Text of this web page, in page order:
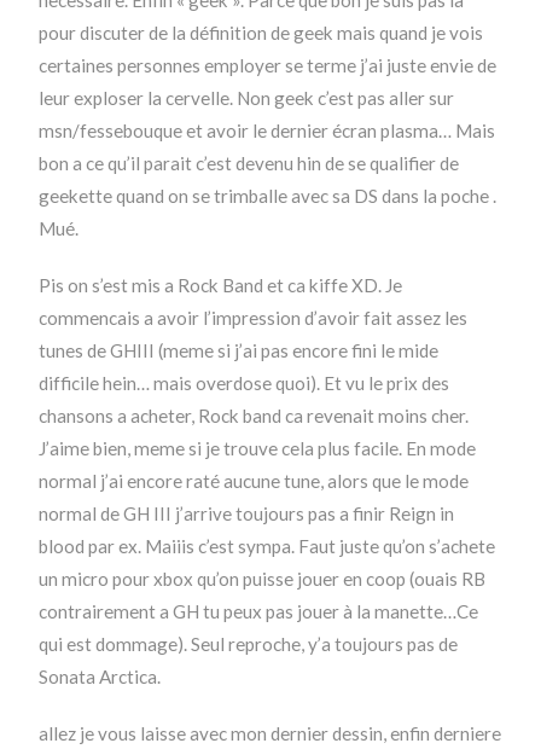
pour discuter de la définition de geek mais quand je vois
certaines personnes employer se terme j’ai juste envie de
leur exploser la cervelle. Non geek c’est pas aller sur
msn/fessebouque et avoir le dernier écran plasma… Mais
bon a ce qu’il parait c’est devenu hin de se qualifier de
geekette quand on se trimballe avec sa DS dans la poche .
Mué.
Pis on s’est mis a Rock Band et ca kiffe XD. Je
commencais a avoir l’impression d’avoir fait assez les
tunes de GHIII (meme si j’ai pas encore fini le mide
difficile hein… mais overdose quoi). Et vu le prix des
chansons a acheter, Rock band ca revenait moins cher.
J’aime bien, meme si je trouve cela plus facile. En mode
normal j’ai encore raté aucune tune, alors que le mode
normal de GH III j’arrive toujours pas a finir Reign in
blood par ex. Maiiis c’est sympa. Faut juste qu’on s’achete
un micro pour xbox qu’on puisse jouer en coop (ouais RB
contrairement a GH tu peux pas jouer à la manette…Ce
qui est dommage). Seul reproche, y’a toujours pas de
Sonata Arctica.
allez je vous laisse avec mon dernier dessin, enfin derniere